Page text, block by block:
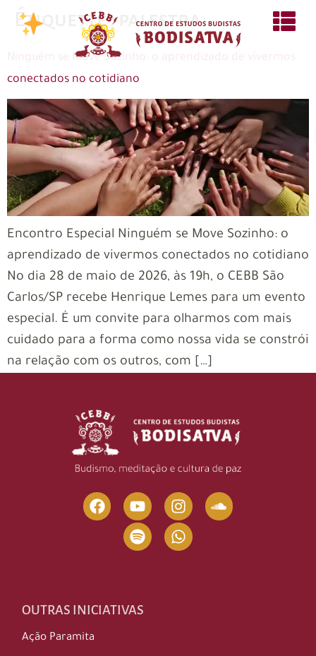
Étiquette : palestra
Ninguém se Move Sozinho: o aprendizado de vivermos
conectados no cotidiano
Encontro Especial Ninguém se Move Sozinho: o
aprendizado de vivermos conectados no cotidiano
No dia 28 de maio de 2026, às 19h, o CEBB São
Carlos/SP recebe Henrique Lemes para um evento
especial. É um convite para olharmos com mais
cuidado para a forma como nossa vida se constrói
na relação com os outros, com […]
OUTRAS INICIATIVAS
Ação Paramita